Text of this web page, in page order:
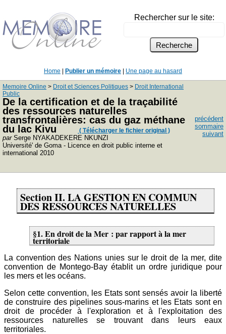
Rechercher sur le site:
Home Publier un mémoire Une page au hasard
Memoire Online > Droit et Sciences Politiques > Droit International
Public
De la certification et de la traçabilité
des ressources naturelles
transfrontalières: cas du gaz méthane
du lac Kivu
( Télécharger le fichier original )
parSerge NYAKADEKERE NKUNZI
Université' de Goma - Licence en droit public interne et
international 2010
précédent
sommaire
suivant
Section II. LA GESTION EN COMMUN
DES RESSOURCES NATURELLES
§1. En droit de la Mer : par rapport à la mer
territoriale
La convention des Nations unies sur le droit de la mer, dite
convention de Montego-Bay établit un ordre juridique pour
les mers et les océans.
Selon cette convention, les Etats sont sensés avoir la liberté
de construire des pipelines sous-marins et les Etats sont en
droit de procéder à l'exploration et à l'exploitation des
ressources naturelles se trouvant dans leurs eaux
territoriales.